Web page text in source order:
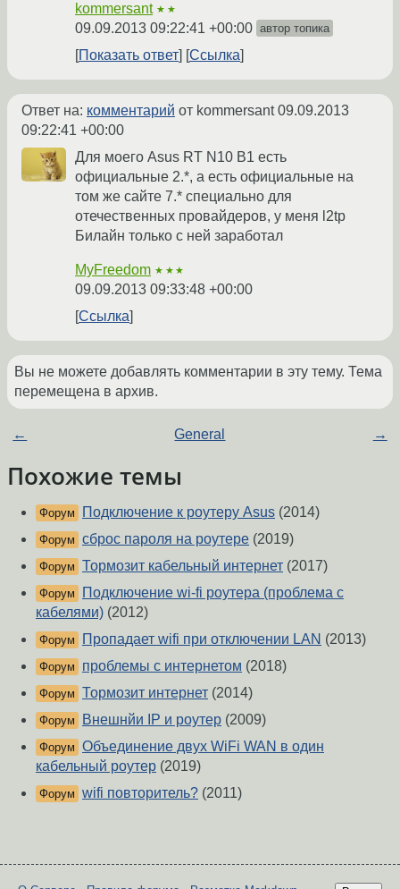
kommersant ★★
09.09.2013 09:22:41 +00:00 автор топика
Показать ответ Ссылка
Ответ на: комментарий от kommersant09.09.2013
09:22:41 +00:00
Для моего Asus RT N10 B1 есть
официальные 2.*, а есть официальные на
том же сайте 7.* специально для
отечественных провайдеров, у меня l2tp
Билайн только с ней заработал
MyFreedom ★★★
09.09.2013 09:33:48 +00:00
Ссылка
Вы не можете добавлять комментарии в эту тему. Тема
перемещена в архив.
← General →
Похожие темы
Форум Подключение к роутеру Asus (2014)
Форум сброс пароля на роутере (2019)
Форум Тормозит кабельный интернет (2017)
Форум
Подключение wi-fi роутера (проблема с
кабелями) (2012)
Форум Пропадает wifi при отключении LAN (2013)
Форум проблемы с интернетом (2018)
Форум Тормозит интернет (2014)
Форум Внешнйи IP и роутер (2009)
Форум Объединение двух WiFi WAN в один
кабельный роутер (2019)
Форум wifi повторитель? (2011)